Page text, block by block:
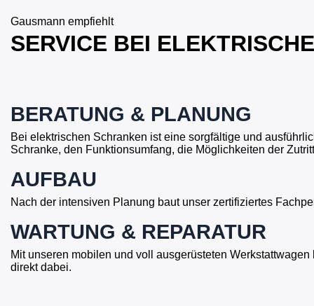
Gausmann empfiehlt
SERVICE BEI
BERATUNG & PLANUNG
Bei elektrischen Schranken ist eine sorgfältige und
Schranke, den Funktionsumfang, die Möglichkeiten der
AUFBAU
Nach der intensiven Planung baut unser zertifiziertes
WARTUNG & REPARATUR
Mit unseren mobilen und voll ausgerüsteten
direkt dabei.